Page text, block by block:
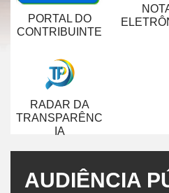
PORTAL DO
CONTRIBUINTE
RADAR DA
TRANSPARÊNC
IA
AUDIÊNCIA